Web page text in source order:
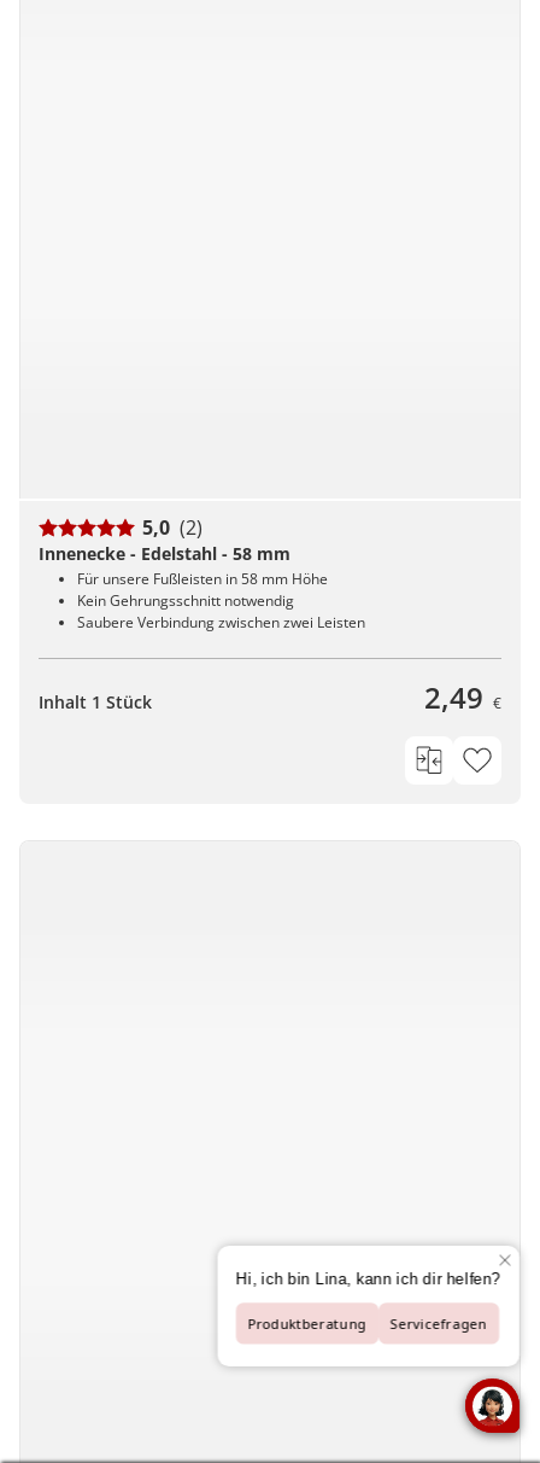
5,0 (2)
Innenecke - Edelstahl - 58 mm
Für unsere Fußleisten in 58 mm Höhe
Kein Gehrungsschnitt notwendig
Saubere Verbindung zwischen zwei Leisten
Inhalt 1 Stück 2,49 €